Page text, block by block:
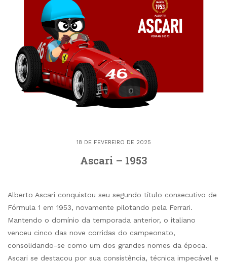
18 DE FEVEREIRO DE 2025
Ascari – 1953
Alberto Ascari conquistou seu segundo título consecutivo de
Fórmula 1 em 1953, novamente pilotando pela Ferrari.
Mantendo o domínio da temporada anterior, o italiano
venceu cinco das nove corridas do campeonato,
consolidando-se como um dos grandes nomes da época.
Ascari se destacou por sua consistência, técnica impecável e